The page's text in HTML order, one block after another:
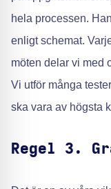
hela processen.
enligt schemat.
möten delar vi med
Vi utför många
ska vara av högsta
Regel 3.